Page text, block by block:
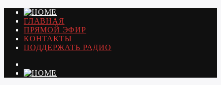
ГЛАВНАЯ
ПРЯМОЙ ЭФИР
КОНТАКТЫ
ПОДДЕРЖАТЬ РАДИО